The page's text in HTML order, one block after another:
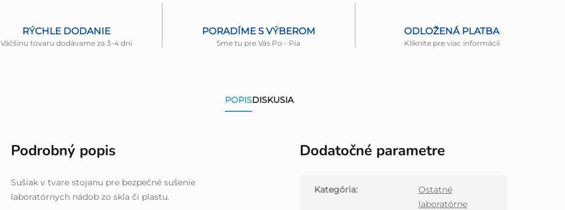
RÝCHLE DODANIE
Väčšinu tovaru dodávame za 3-4 dni
PORADÍME S VÝBEROM
Sme tu pre Vás Po - Pia
ODLOŽENÁ PLATBA
Kliknite pre viac informácií
POPISDISKUSIA
Podrobný popis
Sušiak v tvare stojanu pre bezpečné sušenie
laboratórnych nádob zo skla či plastu.
Dodatočné parametre
Kategória:
Ostatné
laboratórne